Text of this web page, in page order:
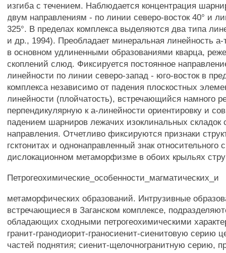
изгиба с течением. Наблюдается концентрация
двум направлениям - по линии северо-восток 40° и
325°. В пределах комплекса выделяются два типа
и др., 1994). Преобладает минеральная линейность
в основном удлиненными образованиями кварца,
скоплений слюд. Фиксируется постоянное
линейности по линии северо-запад - юго-восток в
комплекса независимо от падения плоскостных
линейности (плойчатость), встречающийся намного
перпендикулярную к а-линейности ориентировку и
падением шарниров лежачих изоклинальных складок
направления. Отчетливо фиксируются признаки
гсктонитах и однонаправленный знак
дислокационном метаморфизме в обоих крыльях
Петрогеохимические_особенности_магматических_и
метаморфических образований. Интрузивные
встречающиеся в Заганском комплексе,
обладающих сходными петрогеохимическими
гранит-гранодиорит-граносиенит-сиенитовую серию
частей поднятия; сиенит-щелочногранитную серию,